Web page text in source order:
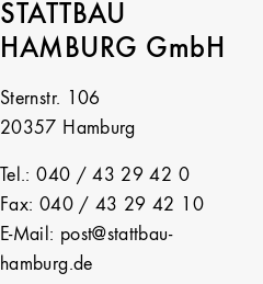
STATTBAU
HAMBURG GmbH
Sternstr. 106
20357 Hamburg
Tel.: 040 / 43 29 42 0
Fax: 040 / 43 29 42 10
E-Mail: post@stattbau-
hamburg.de